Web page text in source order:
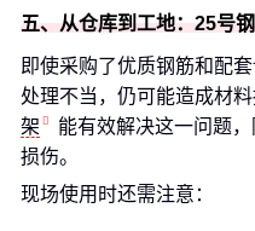
五、从仓库到工地：25号
即使采购了优质钢筋和配
处理不当，仍可能造成材料
架
能有效解决这一问题
损伤。
现场使用时还需注意：